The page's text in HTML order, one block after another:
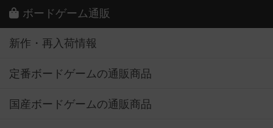
ボードゲーム通販
新作・再入荷情報
定番ボードゲームの通販商品
国産ボードゲームの通販商品